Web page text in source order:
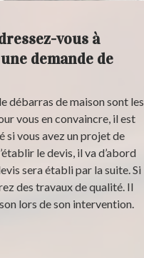
vous à
demande de
débarras de maison sont les
vous en convaincre, il est
si vous avez un projet de
le devis, il va d’abord
sera établi par la suite. Si
des travaux de qualité. Il
lors de son intervention.